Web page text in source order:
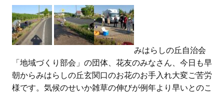
みはらしの丘自治会
「地域づくり部会」の団体、花友のみなさん、今日も早
朝からみはらしの丘玄関口のお花のお手入れ大変ご苦労
様です。気候のせいか雑草の伸びが例年より早いとのこ